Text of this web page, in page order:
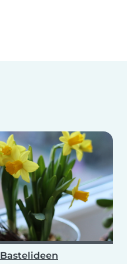
Bastelideen